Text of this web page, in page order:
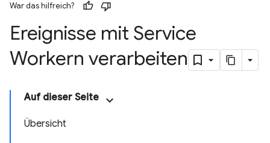
War das hilfreich?
Ereignisse mit Service
Workern verarbeiten
Auf dieser Seite
Übersicht